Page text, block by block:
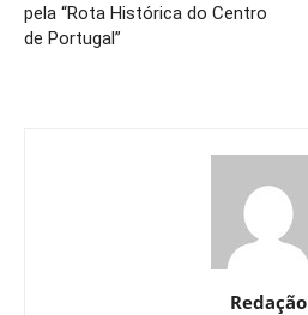
pela “Rota Histórica do Centro
de Portugal”
Redação